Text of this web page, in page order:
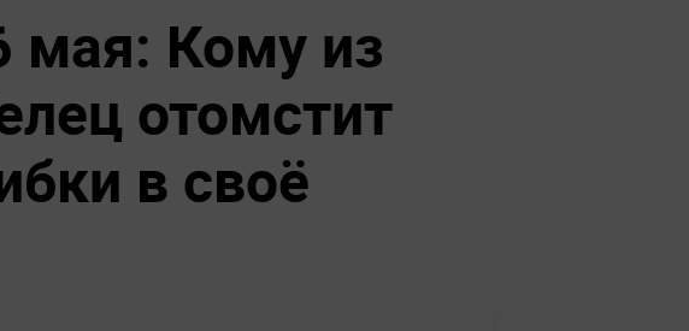
мая: Кому из
отомстит
в своё